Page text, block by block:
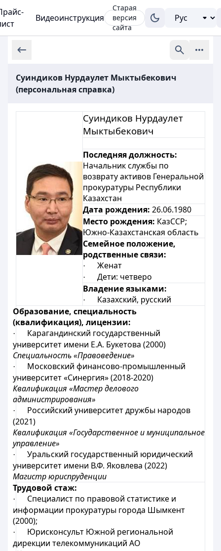
Видеоинструкция
Старая
версия
сайта
Суиндиков Нурдаулет Мыктыбекович
(персональная справка)
Суиндиков Нурдаулет
Мыктыбекович
Последняя должность:
Начальник службы по
возврату активов Генеральной
прокуратуры Республики
Казахстан
Дата рождения: 26.06.1980
Место рождения: КазССР;
Южно-Казахстанская область
Семейное положение,
родственные связи:
· Женат
·
Дети: четверо
Владение языками:
·
Казахский, русский
Образование, специальность
(квалификация), лицензии:
·
Карагандинский государственный
университет имени Е.А. Букетова (2000)
Специальность «Правоведение»
·
Московский финансово-промышленный
университет «Синергия» (2018-2020)
Квалификация «Мастер делового
администрирования»
·
Российский университет дружбы народов
(2021)
Квалификация «Государственное и муниципальное
управление»
·
Уральский государственный юридический
университет имени В.Ф. Яковлева (2022)
Магистр юриспруденции
Трудовой стаж:
·
Специалист по правовой статистике и
информации прокуратуры города Шымкент
(2000);
·
Юрисконсульт Южной региональной
дирекции телекоммуникаций АО